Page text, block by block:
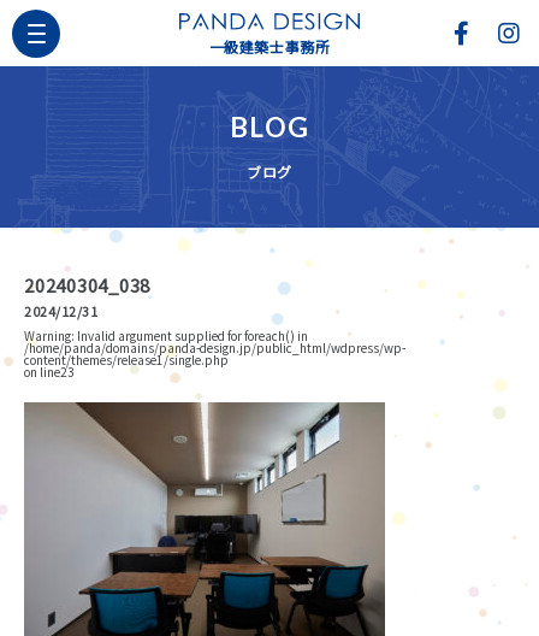
一級建築士事務所
BLOG
ブログ
20240304_038
2024/12/31
Warning: Invalid argument supplied for foreach() in
/home/panda/domains/panda-design.jp/public_html/wdpress/wp-
content/themes/release1/single.php
on line23